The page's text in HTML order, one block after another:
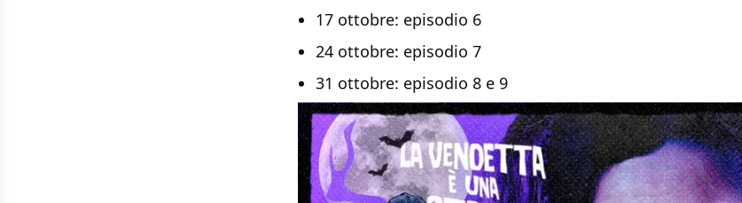
17 ottobre: episodio 6
24 ottobre: episodio 7
31 ottobre: episodio 8 e 9